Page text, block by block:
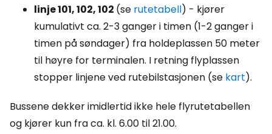
linje 101, 102, 102 (se rutetabell) - kjører
kumulativt ca. 2-3 ganger i timen (1-2 ganger i
timen på søndager) fra holdeplassen 50 meter
til høyre for terminalen. I retning flyplassen
stopper linjene ved rutebilstasjonen (se kart).
Bussene dekker imidlertid ikke hele flyrutetabellen
og kjører kun fra ca. kl. 6.00 til 21.00.